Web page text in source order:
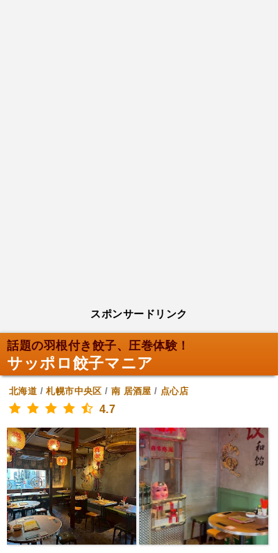
スポンサードリンク
話題の羽根付き餃子、圧巻体験！
サッポロ餃子マニア
北海道 /札幌市中央区 / 南 居酒屋 / 点心店
4.7